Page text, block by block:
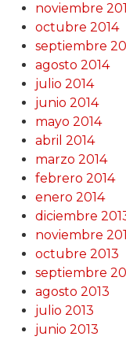
noviembre
octubre 2014
septiembre
agosto 2014
julio 2014
junio 2014
mayo 2014
abril 2014
marzo 2014
febrero 2014
enero 2014
diciembre
noviembre
octubre 2013
septiembre
agosto 2013
julio 2013
junio 2013